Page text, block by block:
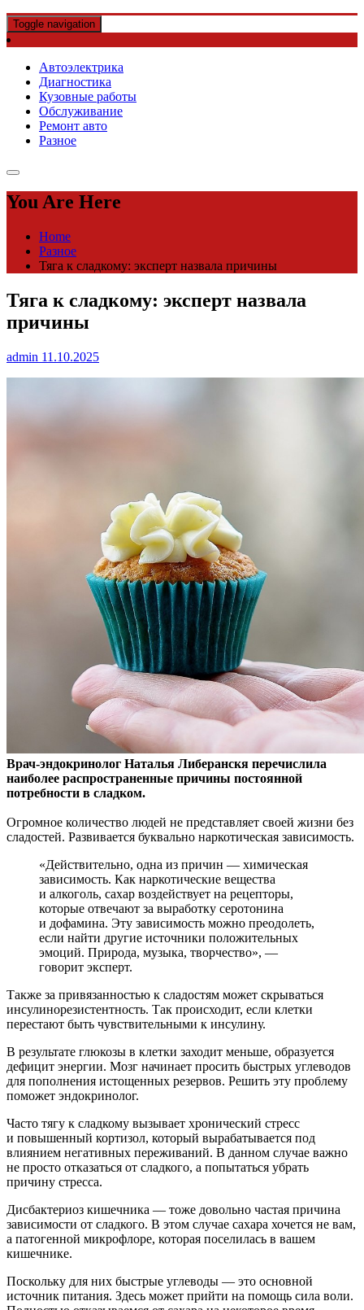
Toggle navigation
Автоэлектрика
Диагностика
Кузовные работы
Обслуживание
Ремонт авто
Разное
You Are Here
Home
Разное
Тяга к сладкому: эксперт назвала причины
Тяга к сладкому: эксперт назвала
причины
admin 11.10.2025
Врач-эндокринолог Наталья Либеранскя перечислила
наиболее распространенные причины постоянной
потребности в сладком.
Огромное количество людей не представляет своей жизни без
сладостей. Развивается буквально наркотическая зависимость.
«Действительно, одна из причин — химическая
зависимость. Как наркотические вещества
и алкоголь, сахар воздействует на рецепторы,
которые отвечают за выработку серотонина
и дофамина. Эту зависимость можно преодолеть,
если найти другие источники положительных
эмоций. Природа, музыка, творчество», —
говорит эксперт.
Также за привязанностью к сладостям может скрываться
инсулинорезистентность. Так происходит, если клетки
перестают быть чувствительными к инсулину.
В результате глюкозы в клетки заходит меньше, образуется
дефицит энергии. Мозг начинает просить быстрых углеводов
для пополнения истощенных резервов. Решить эту проблему
поможет эндокринолог.
Часто тягу к сладкому вызывает хронический стресс
и повышенный кортизол, который вырабатывается под
влиянием негативных переживаний. В данном случае важно
не просто отказаться от сладкого, а попытаться убрать
причину стресса.
Дисбактериоз кишечника — тоже довольно частая причина
зависимости от сладкого. В этом случае сахара хочется не вам,
а патогенной микрофлоре, которая поселилась в вашем
кишечнике.
Поскольку для них быстрые углеводы — это основной
источник питания. Здесь может прийти на помощь сила воли.